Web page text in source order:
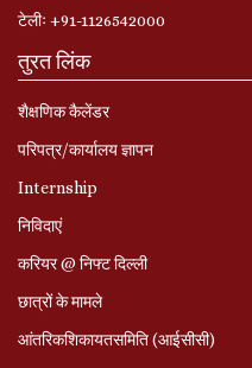
टेलीः +91-1126542000
तुरत लिंक
शैक्षणिक कैलेंडर
परिपत्र/कार्यालय ज्ञापन
Internship
निविदाएं
करियर @ निफ्ट दिल्ली
छात्रों के मामले
आंतरिकशिकायतसमिति (आईसीसी)